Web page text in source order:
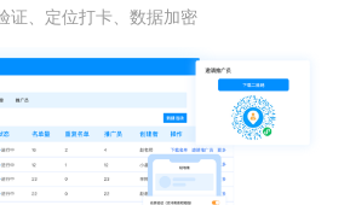
证、定位打卡、数据加密